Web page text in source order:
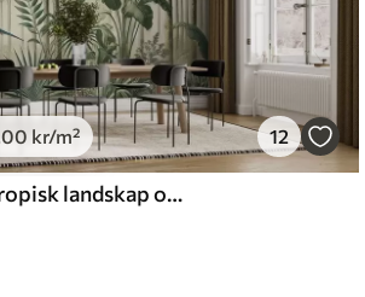
.00 kr/m² 12
Panorama med tropisk landskap og fugler